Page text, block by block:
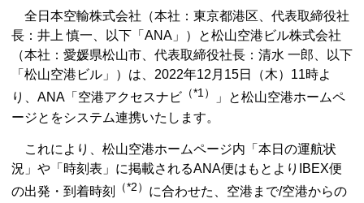
全日本空輸株式会社（本社：東京都港区、代表取締役社
長：井上 慎一、以下「ANA」）と松山空港ビル株式会社
（本社：愛媛県松山市、代表取締役社長：清水 一郎、以下
「松山空港ビル」）は、2022年12月15日（木）11時よ
り、ANA「空港アクセスナビ （*1）
」と松山空港ホームペ
ージとをシステム連携いたします。
これにより、松山空港ホームページ内「本日の運航状
況」や「時刻表」に掲載されるANA便はもとよりIBEX便
の出発・到着時刻
（*2） に合わせた、空港まで/空港からの